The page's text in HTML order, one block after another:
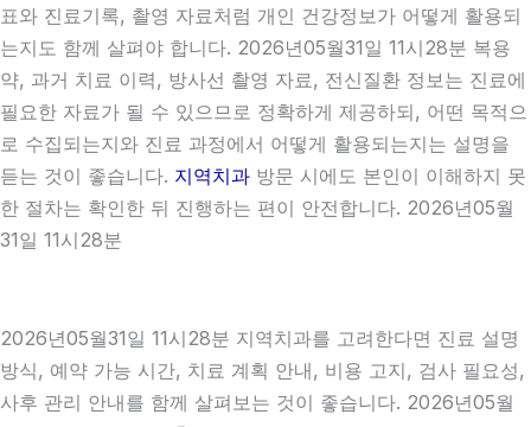
표와 진료기록, 촬영 자료처럼 개인 건강정보가 어떻게 활용되
는지도 함께 살펴야 합니다. 2026년05월31일 11시28분 복용
약, 과거 치료 이력, 방사선 촬영 자료, 전신질환 정보는 진료에
필요한 자료가 될 수 있으므로 정확하게 제공하되, 어떤 목적으
로 수집되는지와 진료 과정에서 어떻게 활용되는지는 설명을
듣는 것이 좋습니다. 지역치과 방문 시에도 본인이 이해하지 못
한 절차는 확인한 뒤 진행하는 편이 안전합니다. 2026년05월
31일 11시28분
2026년05월31일 11시28분 지역치과를 고려한다면 진료 설명
방식, 예약 가능 시간, 치료 계획 안내, 비용 고지, 검사 필요성,
사후 관리 안내를 함께 살펴보는 것이 좋습니다. 2026년05월